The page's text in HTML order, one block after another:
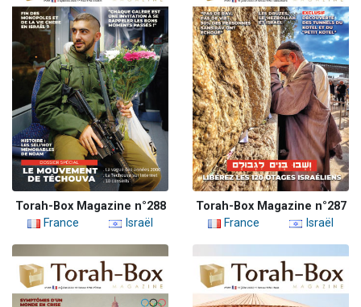
Torah-Box Magazine n°288
France
Israël
Torah-Box Magazine n°287
France
Israël